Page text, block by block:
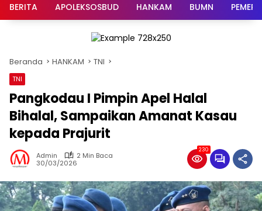
BERITA APOLEKSOSBUD HANKAM BUMN
Beranda HANKAM TNI
TNI
Pangkodau I Pimpin Apel Halal
Bihalal, Sampaikan Amanat Kasau
kepada Prajurit
Admin
2 Min Baca
30/03/2026
230